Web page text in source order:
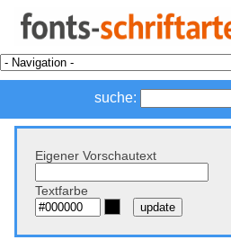
suche:
Eigener Vorschautext
Textfarbe